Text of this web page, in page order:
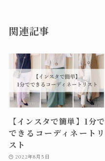
関連記事
【インスタで簡単】1分で
できるコーディネートリ
スト
2022年8月5日